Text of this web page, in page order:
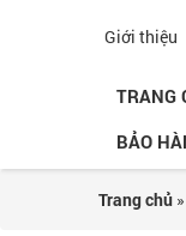
Giới thiệu
TRANG
BẢO
Trang chủ